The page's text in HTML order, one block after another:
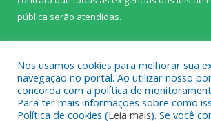
pública serão atendidas.
Nós usamos cookies para melhorar sua
navegação no portal. Ao utilizar nosso
concorda com a política de
Para ter mais informações sobre como
Política de cookies (Leia mais). Se você